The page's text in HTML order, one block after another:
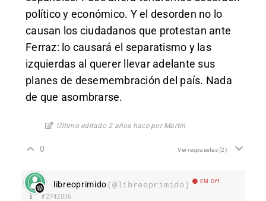
político y económico. Y el desorden no lo
causan los ciudadanos que protestan ante
Ferraz: lo causará el separatismo y las
izquierdas al querer llevar adelante sus
planes de desemembración del país. Nada
de que asombrarse.
Último editado 2 años hace por Martin
0 Ver respuestas(2)
libreoprimido(@libreoprimido) EM Off
#2742036